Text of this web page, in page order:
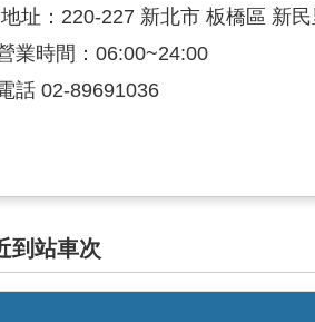
地址：220-227 新北市 板橋區 新
業時間：06:00~24:00
話 02-89691036
到站車次